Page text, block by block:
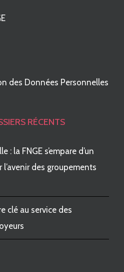
des Données Personnelles
RÉCENTS
: la FNGE s’empare d’un
des groupements
clé au service des